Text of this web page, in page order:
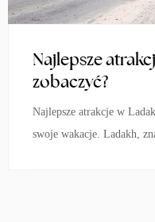
Najlepsze
zobaczyć?
Najlepsze atrakcje w
swoje wakacje. Ladakh,